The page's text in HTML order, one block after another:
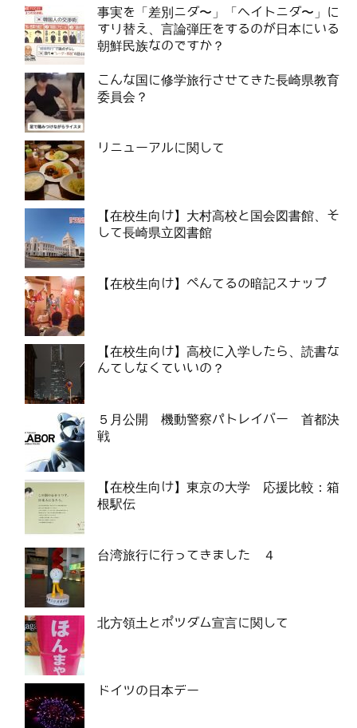
事実を「差別ニダ〜」「ヘイトニダ〜」に
すり替え、言論弾圧をするのが日本にいる
朝鮮民族なのですか？
こんな国に修学旅行させてきた長崎県教育
委員会？
リニューアルに関して
【在校生向け】大村高校と国会図書館、そ
して長崎県立図書館
【在校生向け】ぺんてるの暗記スナップ
【在校生向け】高校に入学したら、読書な
んてしなくていいの？
５月公開 機動警察パトレイバー 首都決
戦
【在校生向け】東京の大学 応援比較：箱
根駅伝
台湾旅行に行ってきました ４
北方領土とポツダム宣言に関して
ドイツの日本デー